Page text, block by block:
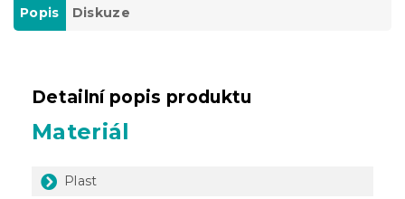
Popis Diskuze
Detailní popis produktu
Materiál
Plast